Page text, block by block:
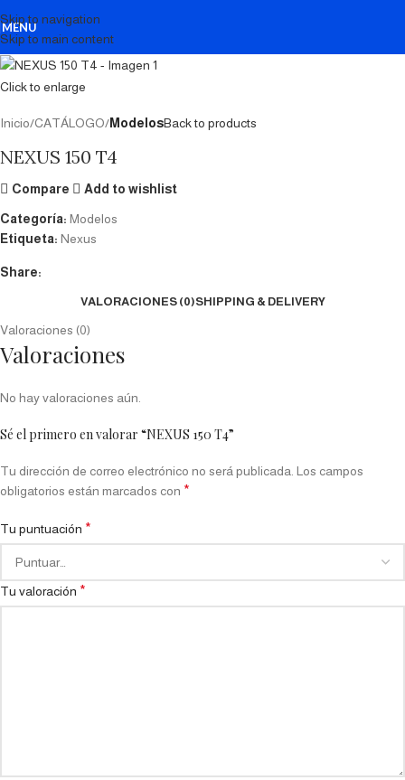
Skip to navigation
Skip to main content
MENU
Click to enlarge
Inicio CATÁLOGO ModelosBack to products
NEXUS 150 T4
Compare Add to wishlist
Categoría: Modelos
Etiqueta: Nexus
Share:
VALORACIONES (0)SHIPPING & DELIVERY
Valoraciones (0)
Valoraciones
No hay valoraciones aún.
Sé el primero en valorar “NEXUS 150 T4”
Tu dirección de correo electrónico no será publicada. Los campos
obligatorios están marcados con *
Tu puntuación *
Tu valoración *